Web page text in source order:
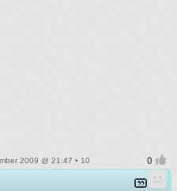
2009 @ 21:47 • 10